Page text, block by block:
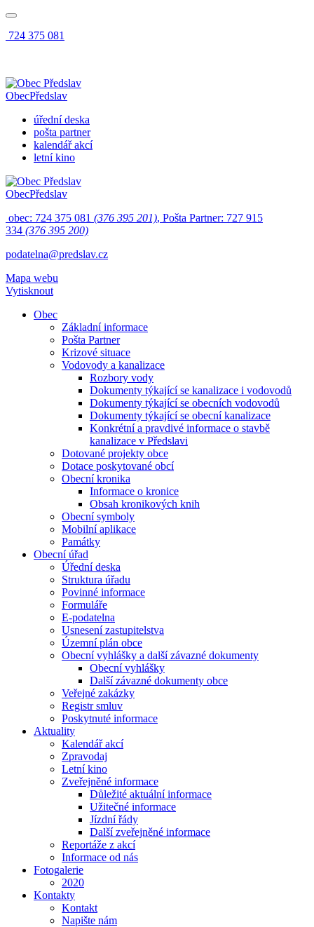
724 375 081
ObecPředslav
úřední deska
pošta partner
kalendář akcí
letní kino
ObecPředslav
obec: 724 375 081 (376 395 201), Pošta Partner: 727 915
334 (376 395 200)
podatelna@predslav.cz
Mapa webu
Vytisknout
Obec
Základní informace
Pošta Partner
Krizové situace
Vodovody a kanalizace
Rozbory vody
Dokumenty týkající se kanalizace i vodovodů
Dokumenty týkající se obecních vodovodů
Dokumenty týkající se obecní kanalizace
Konkrétní a pravdivé informace o stavbě
kanalizace v Předslavi
Dotované projekty obce
Dotace poskytované obcí
Obecní kronika
Informace o kronice
Obsah kronikových knih
Obecní symboly
Mobilní aplikace
Památky
Obecní úřad
Úřední deska
Struktura úřadu
Povinné informace
Formuláře
E-podatelna
Usnesení zastupitelstva
Územní plán obce
Obecní vyhlášky a další závazné dokumenty
Obecní vyhlášky
Další závazné dokumenty obce
Veřejné zakázky
Registr smluv
Poskytnuté informace
Aktuality
Kalendář akcí
Zpravodaj
Letní kino
Zveřejněné informace
Důležité aktuální informace
Užitečné informace
Jízdní řády
Další zveřejněné informace
Reportáže z akcí
Informace od nás
Fotogalerie
2020
Kontakty
Kontakt
Napište nám